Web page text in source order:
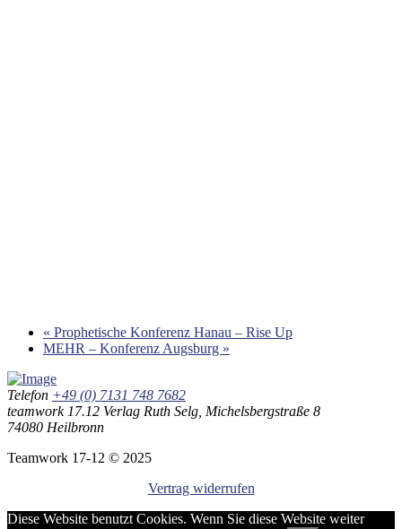
« Prophetische Konferenz Hanau – Rise Up
MEHR – Konferenz Augsburg »
Telefon +49 (0) 7131 748 7682
teamwork 17.12 Verlag Ruth Selg, Michelsbergstraße 8
74080 Heilbronn
Teamwork 17-12 © 2025
Vertrag widerrufen
Diese Website benutzt Cookies. Wenn Sie diese Website weiter